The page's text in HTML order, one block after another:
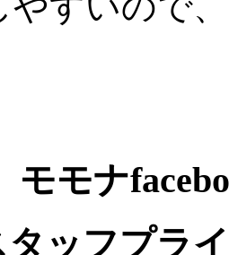
モモナ
タッフプラ